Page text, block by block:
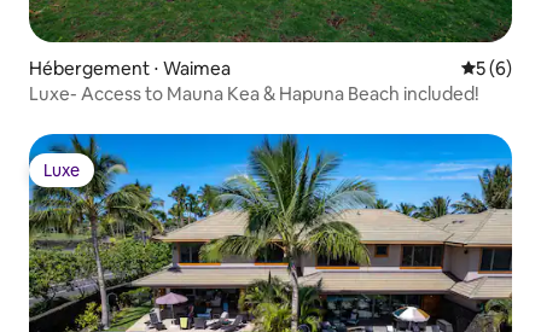
Hébergement ⋅ Waimea
5 (6)
Luxe- Access to Mauna Kea & Hapuna Beach included!
Luxe
Luxe